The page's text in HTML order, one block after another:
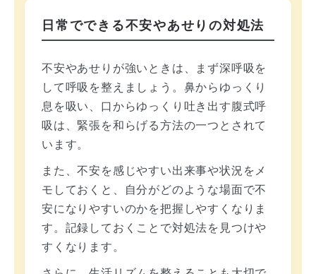
日常でできる不安やあせりの対処法
不安やあせりが強いときは、まず深呼吸を
して呼吸を整えましょう。鼻からゆっくり
息を吸い、口からゆっくり吐き出す腹式呼
吸は、緊張を和らげる方法の一つとされて
います。
また、不安を感じやすい出来事や状況をメ
モしておくと、自分がどのような場面で不
安になりやすいのかを把握しやすくなりま
す。記録しておくことで対処法を見つけや
すくなります。